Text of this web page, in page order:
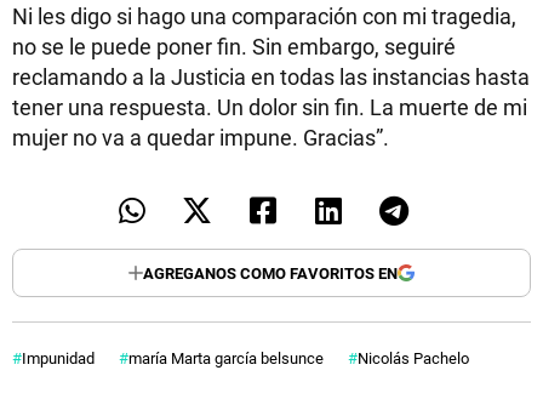
Ni les digo si hago una comparación con mi tragedia,
no se le puede poner fin. Sin embargo, seguiré
reclamando a la Justicia en todas las instancias hasta
tener una respuesta. Un dolor sin fin. La muerte de mi
mujer no va a quedar impune. Gracias”.
AGREGANOS COMO FAVORITOS EN
Impunidad maría Marta garcía belsunce Nicolás Pachelo